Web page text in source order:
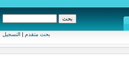
بحث متقدم | التسجيل